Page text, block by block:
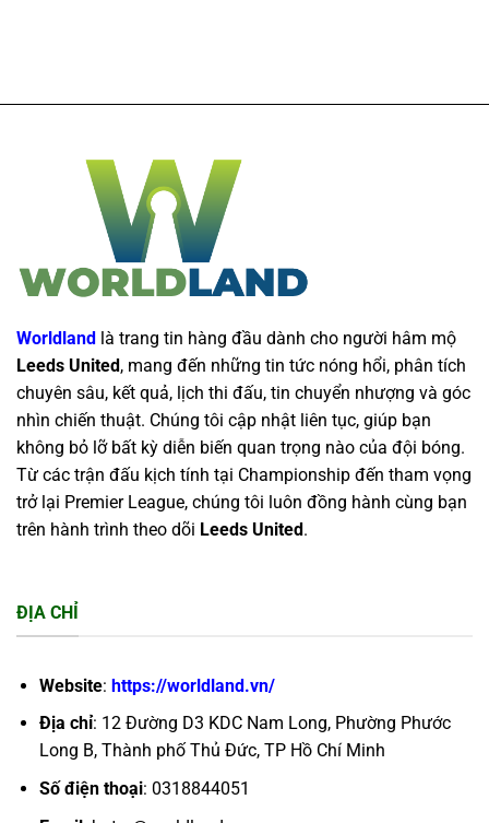
Worldland là trang tin hàng đầu dành cho người hâm mộ
Leeds United , mang đến những tin tức nóng hổi, phân tích
chuyên sâu, kết quả, lịch thi đấu, tin chuyển nhượng và góc
nhìn chiến thuật. Chúng tôi cập nhật liên tục, giúp bạn
không bỏ lỡ bất kỳ diễn biến quan trọng nào của đội bóng.
Từ các trận đấu kịch tính tại Championship đến tham vọng
trở lại Premier League, chúng tôi luôn đồng hành cùng bạn
trên hành trình theo dõi Leeds United .
ĐỊA CHỈ
Website: https://worldland.vn/
Địa chỉ: 12 Đường D3 KDC Nam Long, Phường Phước
Long B, Thành phố Thủ Đức, TP Hồ Chí Minh
Số điện thoại: 0318844051